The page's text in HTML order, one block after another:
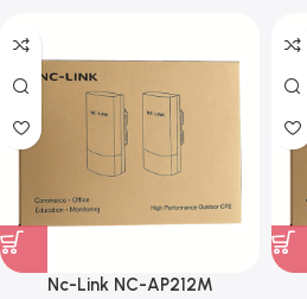
Nc-Link NC-AP212M